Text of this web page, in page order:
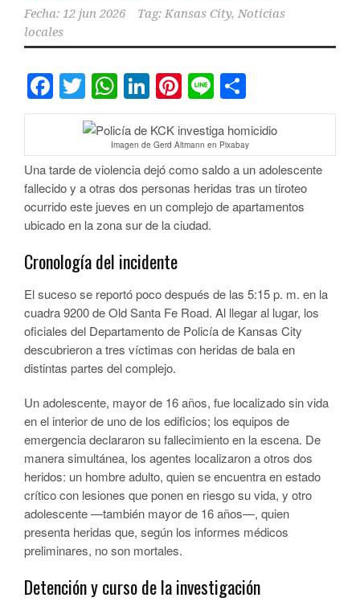
Fecha: 12 jun 2026 Tag: Kansas City, Noticias
locales
Facebook
Twitter
WhatsApp
LinkedIn
Pinterest
Line
Imagen de Gerd Altmann en Pixabay
Una tarde de violencia dejó como saldo a un adolescente
fallecido y a otras dos personas heridas tras un tiroteo
ocurrido este jueves en un complejo de apartamentos
ubicado en la zona sur de la ciudad.
Cronología del incidente
El suceso se reportó poco después de las 5:15 p. m. en la
cuadra 9200 de Old Santa Fe Road. Al llegar al lugar, los
oficiales del Departamento de Policía de Kansas City
descubrieron a tres víctimas con heridas de bala en
distintas partes del complejo.
Un adolescente, mayor de 16 años, fue localizado sin vida
en el interior de uno de los edificios; los equipos de
emergencia declararon su fallecimiento en la escena. De
manera simultánea, los agentes localizaron a otros dos
heridos: un hombre adulto, quien se encuentra en estado
crítico con lesiones que ponen en riesgo su vida, y otro
adolescente —también mayor de 16 años—, quien
presenta heridas que, según los informes médicos
preliminares, no son mortales.
Detención y curso de la investigación